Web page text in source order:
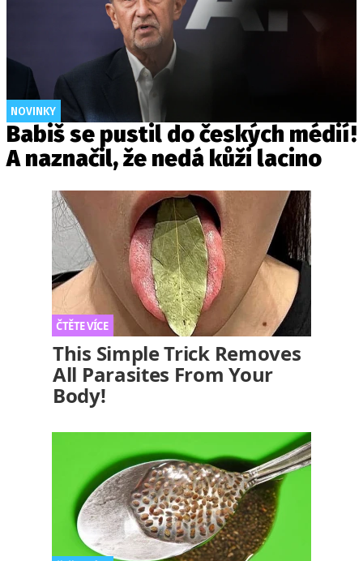
NOVINKY
Babiš se pustil do českých médií!
A naznačil, že nedá kůži lacino
This Simple Trick Removes
All Parasites From Your
Body!